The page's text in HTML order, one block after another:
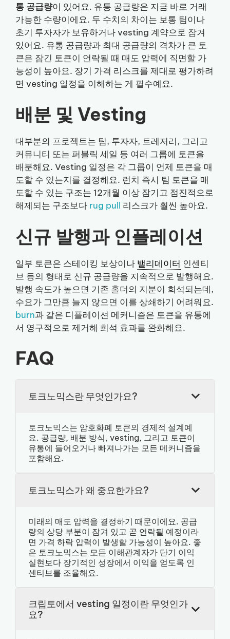
통 공급량이 있어요. 유통 공급량은 지금 바로 거래
가능한 수량이에요. 두 수치의 차이는 보통 팀이나
초기 투자자가 보유하거나 vesting 계약으로 잠겨
있어요. 유통 공급량과 최대 공급량의 격차가 큰 토
큰은 잠긴 토큰이 언락될 때 매도 압력에 직면할 가
능성이 높아요. 장기 가격 리스크를 제대로 평가하려
면 vesting 일정을 이해하는 게 필수예요.
배분 및 Vesting
대부분의 프로젝트는 팀, 투자자, 트레저리, 그리고
커뮤니티 또는 퍼블릭 세일 등 여러 그룹에 토큰을
배분해요. Vesting 일정은 각 그룹이 언제 토큰을 매
도할 수 있는지를 결정해요. 런치 즉시 팀 토큰을 매
도할 수 있는 구조는 12개월 이상 잠기고 점진적으로
해제되는 구조보다 rug pull 리스크가 훨씬 높아요.
신규 발행과 인플레이션
일부 토큰은 스테이킹 보상이나 밸리데이터 인센티
브 등의 형태로 신규 공급량을 지속적으로 발행해요.
발행 속도가 높으면 기존 홀더의 지분이 희석되는데,
수요가 그만큼 늘지 않으면 이를 상쇄하기 어려워요.
burn과 같은 디플레이션 메커니즘은 토큰을 유통에
서 영구적으로 제거해 희석 효과를 완화해요.
FAQ
토크노믹스란 무엇인가요?
토크노믹스는 암호화폐 토큰의 경제적 설계예
요. 공급량, 배분 방식, vesting, 그리고 토큰이
유통에 들어오거나 빠져나가는 모든 메커니즘을
포함해요.
토크노믹스가 왜 중요한가요?
미래의 매도 압력을 결정하기 때문이에요. 공급
량의 상당 부분이 잠겨 있고 곧 언락될 예정이라
면 가격 하락 압력이 발생할 가능성이 높아요. 좋
은 토크노믹스는 모든 이해관계자가 단기 이익
실현보다 장기적인 성장에서 이익을 얻도록 인
센티브를 조율해요.
크립토에서 vesting 일정이란 무엇인가
요?